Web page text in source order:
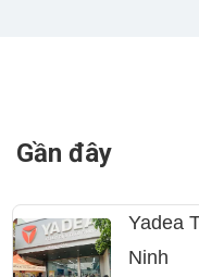
Gần đây
Yadea
Ninh